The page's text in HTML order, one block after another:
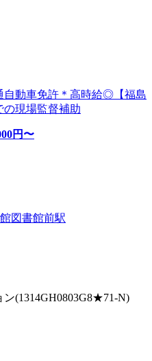
自動車免許＊高時給◎【福島
の現場監督補助
円〜
図書館前駅
(1314GH0803G8★71-N)